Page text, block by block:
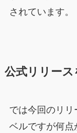
されています。
公式リリース
では今回のリ
ベルですが何点